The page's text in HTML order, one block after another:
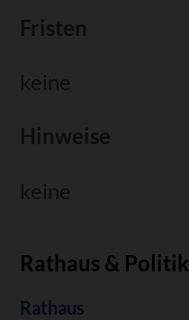
Rathaus & Politik
Navigation
Rathaus
Fristen
keine
Hinweise
keine